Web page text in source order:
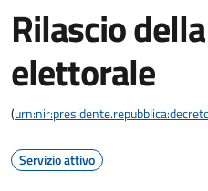
Rilascio
elettorale
(
Servizio attivo